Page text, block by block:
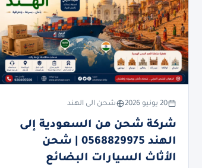
20 يونيو 2026 شحن الى الهند
شركة شحن من السعودية إلى
الهند 0568829975 | شحن
الأثاث السيارات البضائع